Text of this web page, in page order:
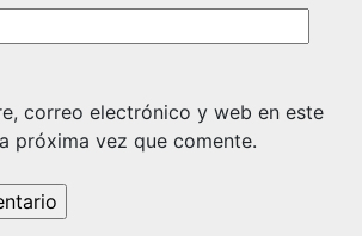
correo electrónico y web en este
próxima vez que comente.